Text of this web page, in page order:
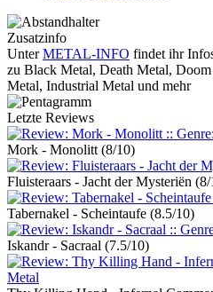
Zusatzinfo
UnterMETAL-INFO findet ihr
zu Black Metal, Death Metal,
Metal, Industrial Metal und mehr
Letzte Reviews
Mork - Monolitt (8/10)
Fluisteraars - Jacht der Mysteriën (8/
Tabernakel - Scheintaufe (8.5/10)
Iskandr - Sacraal (7.5/10)